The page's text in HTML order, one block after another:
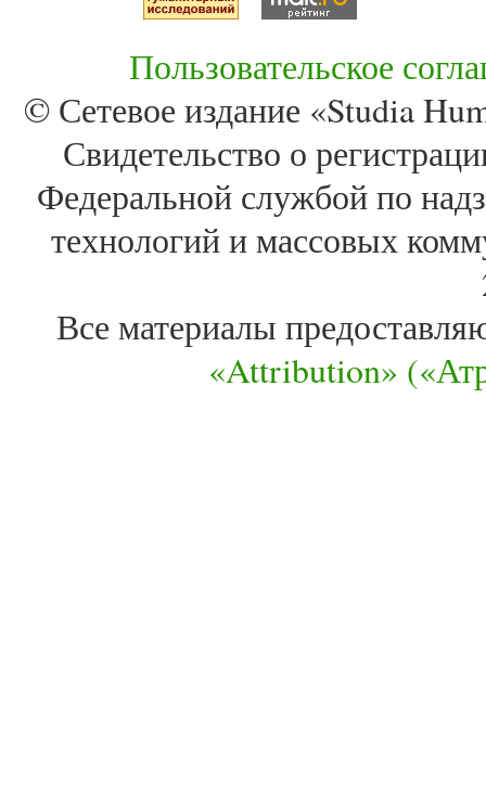
Пользовательское
© Сетевое издание «Studia
Свидетельство о
Федеральной службой по
технологий и массовых
Все материалы
«Attribution»